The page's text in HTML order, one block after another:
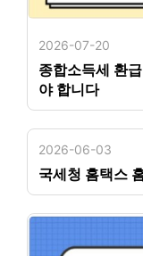
2026-07-20
종합소득세 환
야 합니다
2026-06-03
국세청 홈택스